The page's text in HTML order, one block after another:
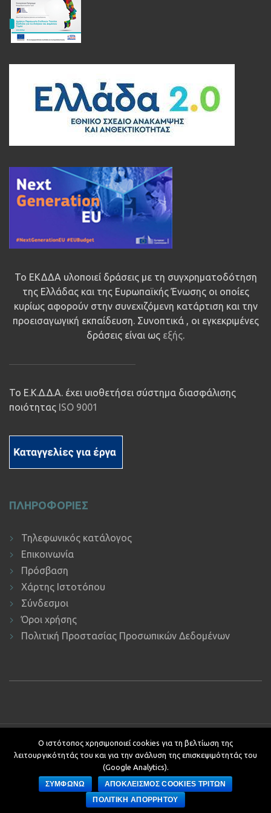
Το ΕΚΔΔΑ υλοποιεί δράσεις με τη συγχρηματοδότηση
της Ελλάδας και της Ευρωπαϊκής Ένωσης οι οποίες
κυρίως αφορούν στην συνεχιζόμενη κατάρτιση και την
προεισαγωγική εκπαίδευση. Συνοπτικά , οι εγκεκριμένες
δράσεις είναι ως εξής.
Το Ε.Κ.Δ.Δ.Α. έχει υιοθετήσει σύστημα διασφάλισης
ποιότητας ISO 9001
ΠΛΗΡΟΦΟΡΙΕΣ
Τηλεφωνικός κατάλογος
Επικοινωνία
Πρόσβαση
Χάρτης Ιστοτόπου
Σύνδεσμοι
Όροι χρήσης
Πολιτική Προστασίας Προσωπικών Δεδομένων
Copyright © 2019 ΕΚΔΔΑ.Υποστήριξη ιστοτόπου: Τμήμα
Εφαρμογών Πληροφορικής.
Κείμενα - Επιμέλεια: Αυτοτελές Τμήμα Επικοινωνίας, Διεθνών και
Δημοσίων Σχέσεων
Development by
Ο ιστότοπος χρησιμοποιεί cookies για τη βελτίωση της
λειτουργικότητάς του και για την ανάλυση της επισκεψιμότητάς του
(Google Analytics).
ΣΥΜΦΩΝΩ
ΑΠΟΚΛΕΙΣΜΟΣ COOKIES ΤΡΙΤΩΝ
ΠΟΛΙΤΙΚΗ ΑΠΟΡΡΗΤΟΥ